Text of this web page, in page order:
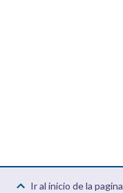
Ir al inicio de la pagina